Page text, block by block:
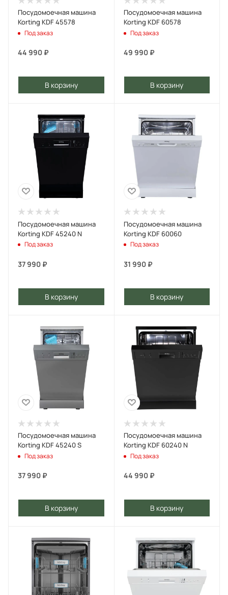
Посудомоечная машина
Korting KDF 45578
Под заказ
44 990 ₽
В корзину
Посудомоечная машина
Korting KDF 60578
Под заказ
49 990₽
В корзину
Посудомоечная машина
Korting KDF 45240 N
Под заказ
37 990 ₽
В корзину
Посудомоечная машина
Korting KDF 60060
Под заказ
31 990₽
В корзину
Посудомоечная машина
Korting KDF 45240 S
Под заказ
37 990 ₽
В корзину
Посудомоечная машина
Korting KDF 60240 N
Под заказ
44 990₽
В корзину